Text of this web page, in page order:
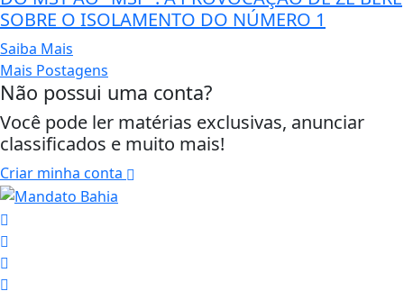
SOBRE O ISOLAMENTO DO NÚMERO 1
Saiba Mais
Mais Postagens
Não possui uma conta?
Você pode ler matérias exclusivas, anunciar
classificados e muito mais!
Criar minha conta